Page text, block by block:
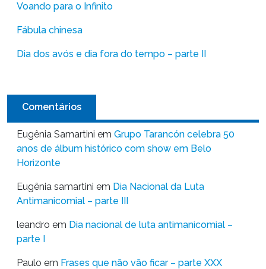
Voando para o Infinito
Fábula chinesa
Dia dos avós e dia fora do tempo – parte II
Comentários
Eugênia Samartini em Grupo Tarancón celebra 50
anos de álbum histórico com show em Belo
Horizonte
Eugênia samartini em Dia Nacional da Luta
Antimanicomial – parte III
leandro em Dia nacional de luta antimanicomial –
parte I
Paulo em Frases que não vão ficar – parte XXX